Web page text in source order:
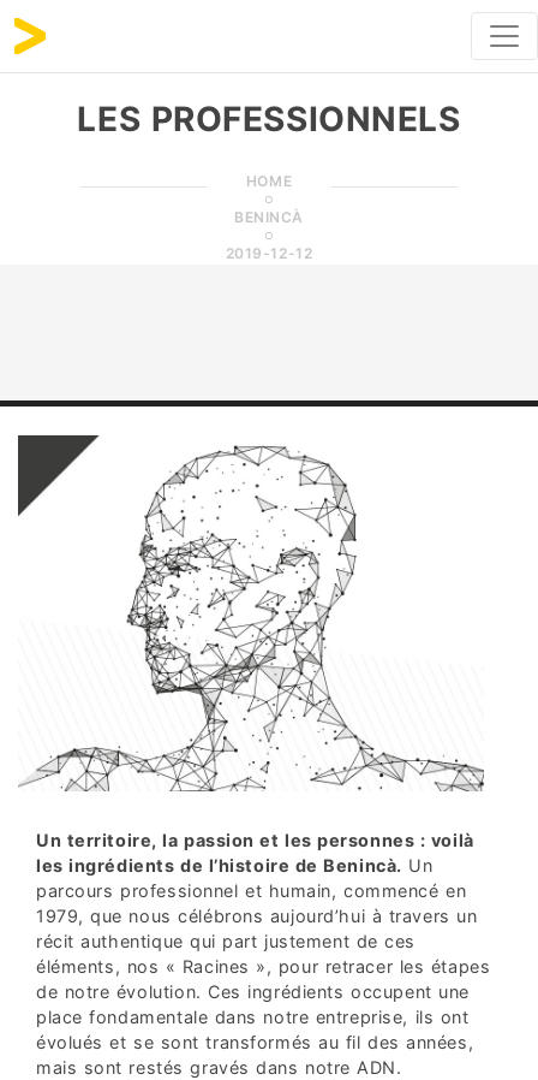
LES PROFESSIONNELS
HOME
BENINCÀ
2019-12-12
Un territoire, la passion et les personnes : voilà
les ingrédients de l’histoire de Benincà. Un
parcours professionnel et humain, commencé en
1979, que nous célébrons aujourd’hui à travers un
récit authentique qui part justement de ces
éléments, nos « Racines », pour retracer les étapes
de notre évolution. Ces ingrédients occupent une
place fondamentale dans notre entreprise, ils ont
évolués et se sont transformés au fil des années,
mais sont restés gravés dans notre ADN.